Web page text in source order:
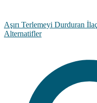
Aşırı Terlemeyi Durduran
Alternatifler